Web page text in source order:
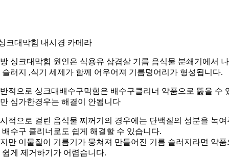
크대막힘 내시경 카메라
싱크대막힘 원인은 식용유 삼겹살 기름 음식물 분쇄기에서
슬러지 ,식기 세제가 함께 어우어져 기름덩어리가 형성됩니다.
적으로 싱크대배수구막힘은 배수구클리너 약품으로 뚫을 수
심가한경우는 해결이 안됩니다
적으로 걸린 음식물 찌꺼기의 경우에는 단백질의 성분을 녹여
배수구 클리너로도 쉽게 해결할 수 있습니다.
만 이물질이 기름기가 뭉쳐져 만들어진 기름 슬러지라면 약품
쉽게 제거하기가 어렵습니다.